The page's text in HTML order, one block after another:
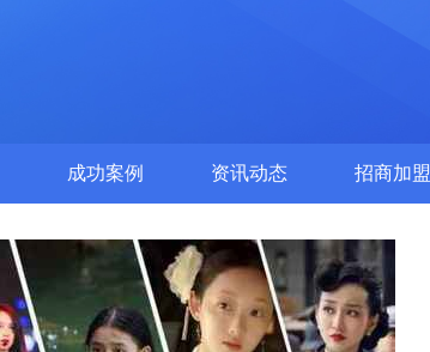
成功案例 资讯动态 招商加盟